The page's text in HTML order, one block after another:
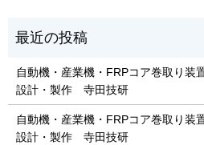
自動機・産業機・FRPコア巻取り装
設計・製作 寺田技研
自動機・産業機・FRPコア巻取り装
設計・製作 寺田技研